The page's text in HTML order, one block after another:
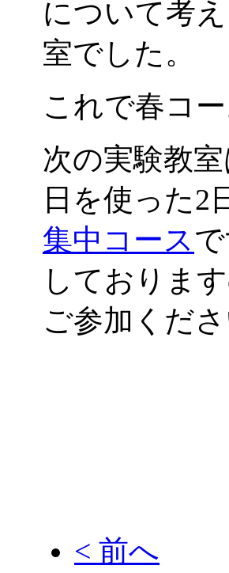
について考
室でした。
これで春コ
次の実験教
日を使った2
集中コース
しておりま
ご参加くだ
< 前へ